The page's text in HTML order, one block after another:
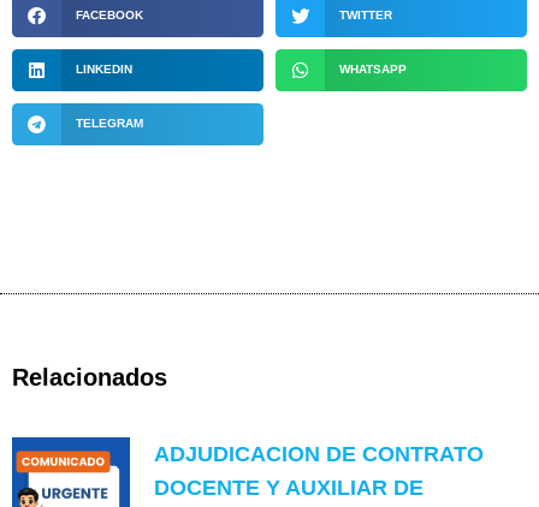
FACEBOOK TWITTER
LINKEDIN WHATSAPP
TELEGRAM
Relacionados
ADJUDICACION DE CONTRATO
DOCENTE Y AUXILIAR DE